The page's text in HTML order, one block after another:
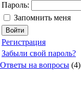
Пароль:
Запомнить меня
Регистрация
Забыли свой пароль?
Ответы на вопросы (4)